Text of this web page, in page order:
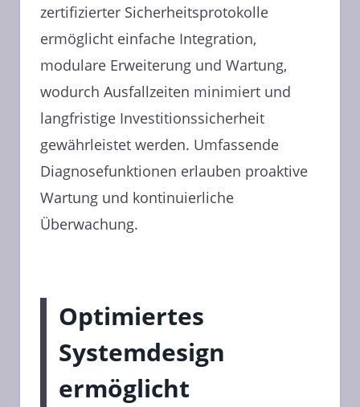
zertifizierter Sicherheitsprotokolle
ermöglicht einfache Integration,
modulare Erweiterung und Wartung,
wodurch Ausfallzeiten minimiert und
langfristige Investitionssicherheit
gewährleistet werden. Umfassende
Diagnosefunktionen erlauben proaktive
Wartung und kontinuierliche
Überwachung.
Optimiertes
Systemdesign
ermöglicht